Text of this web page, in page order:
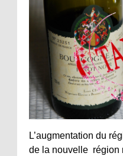
L’augmentation du
de la nouvelle région